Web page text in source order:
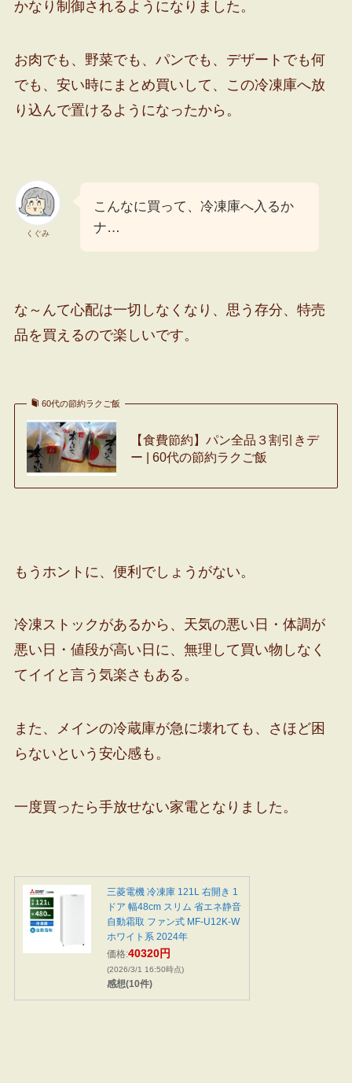
かなり制御されるようになりました。
お肉でも、野菜でも、パンでも、デザートでも何
でも、安い時にまとめ買いして、この冷凍庫へ放
り込んで置けるようになったから。
くぐみ
こんなに買って、冷凍庫へ入るか
ナ…
な～んて心配は一切しなくなり、思う存分、特売
品を買えるので楽しいです。
60代の節約ラクご飯
【食費節約】パン全品３割引きデ
ー | 60代の節約ラクご飯
もうホントに、便利でしょうがない。
冷凍ストックがあるから、天気の悪い日・体調が
悪い日・値段が高い日に、無理して買い物しなく
てイイと言う気楽さもある。
また、メインの冷蔵庫が急に壊れても、さほど困
らないという安心感も。
一度買ったら手放せない家電となりました。
三菱電機 冷凍庫 121L 右開き 1
ドア 幅48cm スリム 省エネ静音
自動霜取 ファン式 MF-U12K-W
ホワイト系 2024年
価格:40320円
(2026/3/1 16:50時点)
感想(10件)